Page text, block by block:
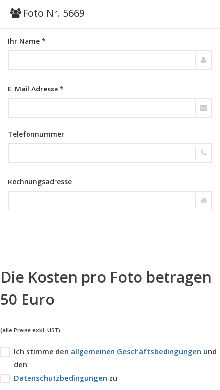
Foto Nr. 5669
Ihr Name *
E-Mail Adresse *
Telefonnummer
Rechnungsadresse
Die Kosten pro Foto betragen
50 Euro
(alle Preise exkl. UST)
Ich stimme den allgemeinen Geschäftsbedingungen und
den
Datenschutzbedingungen zu